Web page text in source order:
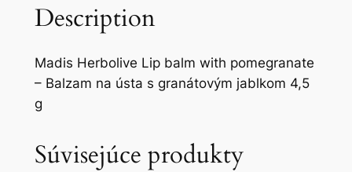
Description
Madis Herbolive Lip balm with pomegranate
– Balzam na ústa s granátovým jablkom 4,5
g
Súvisejúce produkty